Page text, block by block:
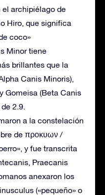
archipiélago de
Hiro, que significa
coco»
Minor tiene
brillantes que la
Canis Minoris),
Gomeisa (Beta Canis
2.9.
a la constelación
de προκυων /
y fue transcrita
Praecanis
anexaron los
(«pequeño» o